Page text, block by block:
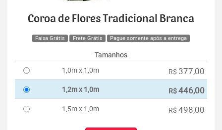
Coroa de Flores Tradicional Branca
Faixa Grátis Frete Grátis Pague somente após a entrega
Tamanhos
1,0m x 1,0m
R$ 377,00
1,2m x 1,0m R$446,00
1,5m x 1,0m R$ 498,00